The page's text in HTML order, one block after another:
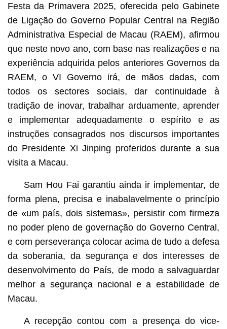
Festa da Primavera 2025, oferecida pelo Gabinete
de Ligação do Governo Popular Central na Região
Administrativa Especial de Macau (RAEM), afirmou
que neste novo ano, com base nas realizações e na
experiência adquirida pelos anteriores Governos da
RAEM, o VI Governo irá, de mãos dadas, com
todos os sectores sociais, dar continuidade à
tradição de inovar, trabalhar arduamente, aprender
e implementar adequadamente o espírito e as
instruções consagrados nos discursos importantes
do Presidente Xi Jinping proferidos durante a sua
visita a Macau.
Sam Hou Fai garantiu ainda ir implementar, de
forma plena, precisa e inabalavelmente o princípio
de «um país, dois sistemas», persistir com firmeza
no poder pleno de governação do Governo Central,
e com perseverança colocar acima de tudo a defesa
da soberania, da segurança e dos interesses de
desenvolvimento do País, de modo a salvaguardar
melhor a segurança nacional e a estabilidade de
Macau.
A recepção contou com a presença do vice-